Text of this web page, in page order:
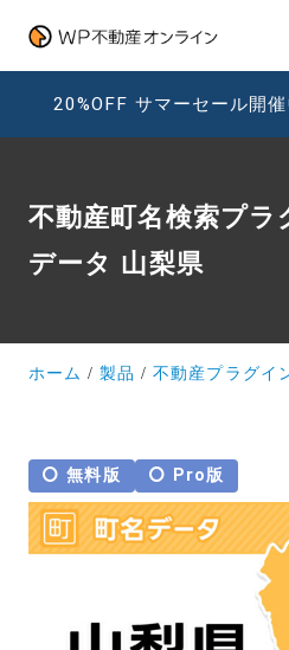
20%OFF サマーセール開
不動産町名検索プラ
データ 山梨県
ホーム 製品 不動産プラグイ
無料版 Pro版